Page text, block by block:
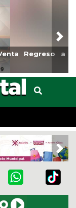
a
Reabrirá